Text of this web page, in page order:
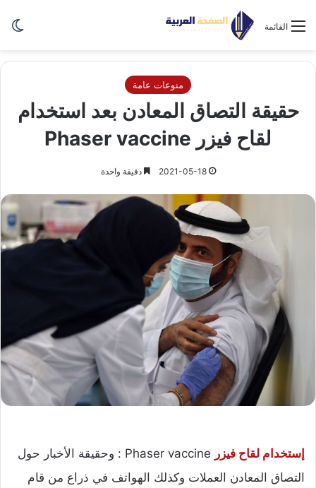
القائمة
منوعات عامة
حقيقة التصاق المعادن بعد استخدام
لقاح فيزر Phaser vaccine
2021-05-18 دقيقة واحدة
إستخدام لقاح فيزر
Phaser vaccine : وحقيقة الأخبار حول
التصاق المعادن العملات وكذلك الهواتف في ذراع من قام